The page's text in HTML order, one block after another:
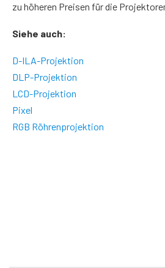
zu höheren Preisen für die
Siehe auch:
D-ILA-Projektion
DLP-Projektion
LCD-Projektion
Pixel
RGB Röhrenprojektion